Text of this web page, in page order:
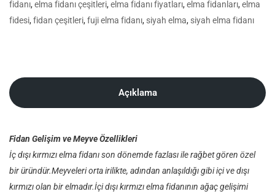
fidanı,elma fidanı çeşitleri,elma fidanı fiyatları,elma fidanları,elma
fidesi,fidan çeşitleri,fuji elma fidanı, siyah elma, siyah elma fidanı
Açıklama
Fidan Gelişim ve Meyve Özellikleri
İç dışı kırmızı elma fidanı son dönemde fazlası ile rağbet gören özel
bir üründür.Meyveleri orta irilikte, adından anlaşıldığı gibi içi ve dışı
kırmızı olan bir elmadır.İçi dışı kırmızı elma fidanının ağaç gelişimi